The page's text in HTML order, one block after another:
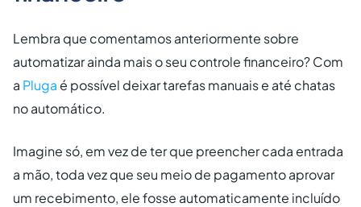
Lembra que comentamos anteriormente sobre
automatizar ainda mais o seu controle financeiro? Com
a Pluga é possível deixar tarefas manuais e até chatas
no automático.
Imagine só, em vez de ter que preencher cada entrada
a mão, toda vez que seu meio de pagamento aprovar
um recebimento, ele fosse automaticamente incluído